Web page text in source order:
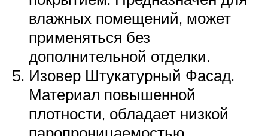
влажных помещений, может
применяться без
дополнительной отделки.
Изовер Штукатурный Фасад.
Материал повышенной
плотности, обладает низкой